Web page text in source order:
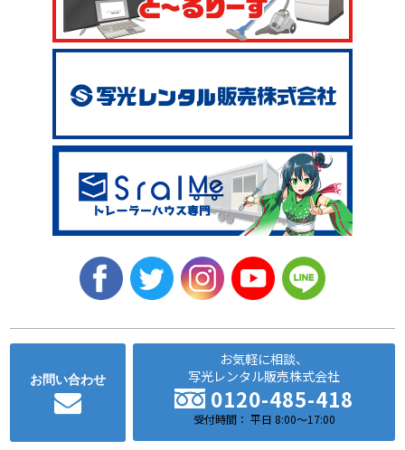
お問い合わせ
お気軽に相談、
写光レンタル販売株式会社
0120-485-418
受付時間： 平日 8:00～17:00